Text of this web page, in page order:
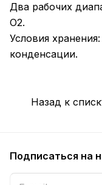
Два рабочих
O2.
Условия
конденсации.
Назад к
Подписаться на